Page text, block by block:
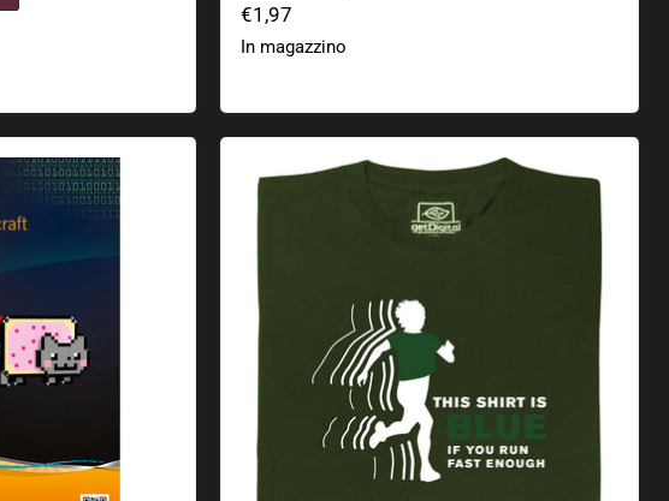
€1,97
In magazzino
Questa camicia è blu